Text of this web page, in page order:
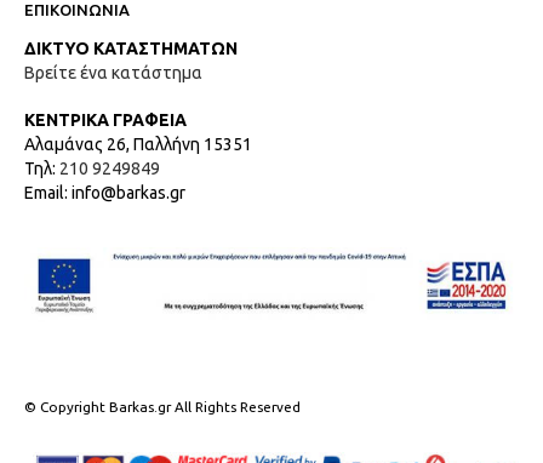
ΕΠΙΚΟΙΝΩΝΙΑ
ΔΙΚΤΥΟ ΚΑΤΑΣΤΗΜΑΤΩΝ
Βρείτε ένα κατάστημα
ΚΕΝΤΡΙΚΑ ΓΡΑΦΕΙΑ
Αλαμάνας 26, Παλλήνη 15351
Τηλ: 210 9249849
Email: info@barkas.gr
© Copyright Barkas.gr All Rights Reserved